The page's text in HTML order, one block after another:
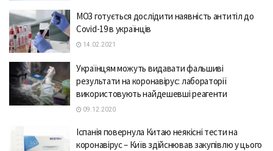
МОЗ готується дослідити наявність антитіл до
Covid-19 в українців
14.02.2021
Українцям можуть видавати фальшиві
результати на коронавірус: лабораторії
використовують найдешевші реагенти
09.12.2020
Іспанія повернула Китаю неякісні тести на
коронавірус – Київ здійснював закупівлю у цього